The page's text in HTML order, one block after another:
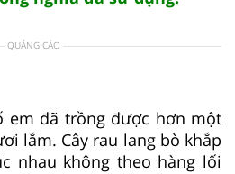
QUẢNG CÁO
em đã trồng được hơn một
lắm. Cây rau lang bò khắp
nhau không theo hàng lối